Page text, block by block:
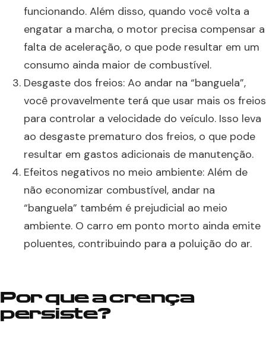
funcionando. Além disso, quando você volta a
engatar a marcha, o motor precisa compensar a
falta de aceleração, o que pode resultar em um
consumo ainda maior de combustível.
Desgaste dos freios: Ao andar na “banguela”,
você provavelmente terá que usar mais os freios
para controlar a velocidade do veículo. Isso leva
ao desgaste prematuro dos freios, o que pode
resultar em gastos adicionais de manutenção.
Efeitos negativos no meio ambiente: Além de
não economizar combustível, andar na
“banguela” também é prejudicial ao meio
ambiente. O carro em ponto morto ainda emite
poluentes, contribuindo para a poluição do ar.
Por que a crença
persiste?